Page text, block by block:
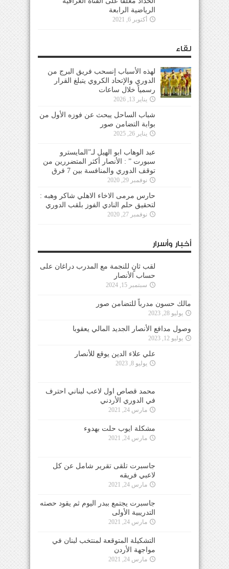
الرياضية الرابعة
أكتوبر 6, 2021
لقاء
لهذه الأسباب إنسحب فريق البرج من
الدوري والإتحاد الكروي يتبلغ القرار
رسمياً خلال ساعات
يناير 13, 2026
شباب الساحل يبحث عن فوزه الأول من
بوابة التضامن صور
يناير 26, 2025
عبد الوهاب ابو الهيل لـ”المايسترو
سبورت ” : الأنصار أكثر المتضررين من
توقف الدوري والمنافسة بين 7 فرق
نوفمبر 29, 2020
حارس مرمى الاخاء الاهلي شاكر وهبه :
لتحقيق حلم النادي الفوز بلقب الدوري
نوفمبر 27, 2020
أخبار وأسرار
لقب ثانٍ للنجمة مع المدرب دراغان على
حساب الأنصار
سبتمبر 15, 2024
مالك حسون مدرباً للتضامن صور
يوليو 28, 2023
وصول مدافع الأنصار الجديد المالي يعقوبا
يوليو 12, 2023
علي علاء الدين يوقع للأنصار
يوليو 8, 2023
محمد قصاص اول لاعب لبناني احترف
في الدوري الأردني
مارس 24, 2021
مشكلة ايوب حلت بهدوء
مارس 24, 2021
جاسبرت تلقى تقرير شامل عن كل
لاعبي فريقه
مارس 24, 2021
جاسبرت يجتمع ببدر اليوم ثم يقود حصته
التدريبية الأولى
مارس 24, 2021
التشكيلة المتوقعة لمنتخب لبنان في
مواجهة الأردن
مارس 24, 2021